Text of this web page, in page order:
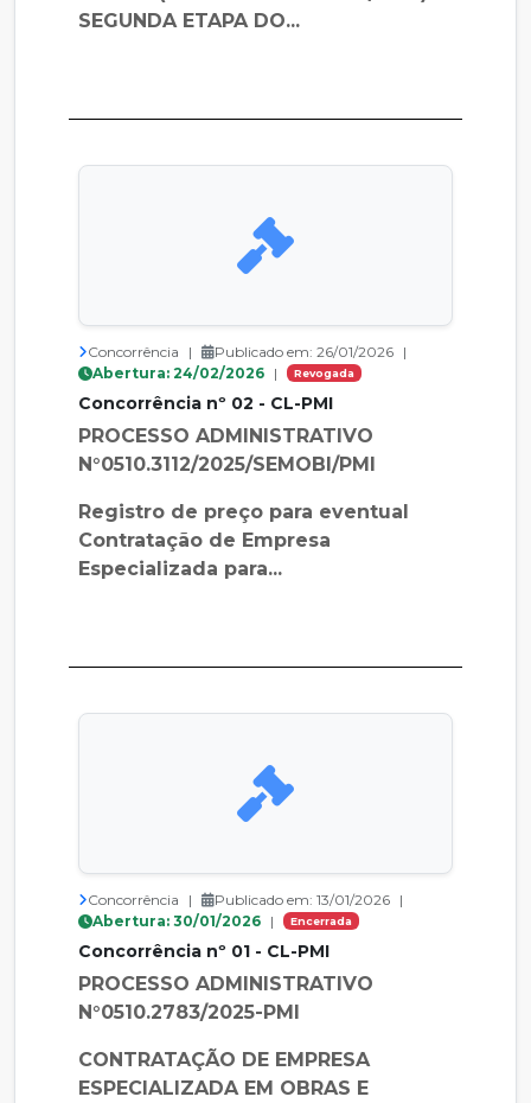
SEGUNDA ETAPA DO...
Concorrência | Publicado em: 26/01/2026 |
Abertura: 24/02/2026 | Revogada
Concorrência nº 02 - CL-PMI
PROCESSO ADMINISTRATIVO
N°0510.3112/2025/SEMOBI/PMI
Registro de preço para eventual
Contratação de Empresa
Especializada para...
Concorrência | Publicado em: 13/01/2026 |
Abertura: 30/01/2026 | Encerrada
Concorrência nº 01 - CL-PMI
PROCESSO ADMINISTRATIVO
N°0510.2783/2025-PMI
CONTRATAÇÃO DE EMPRESA
ESPECIALIZADA EM OBRAS E